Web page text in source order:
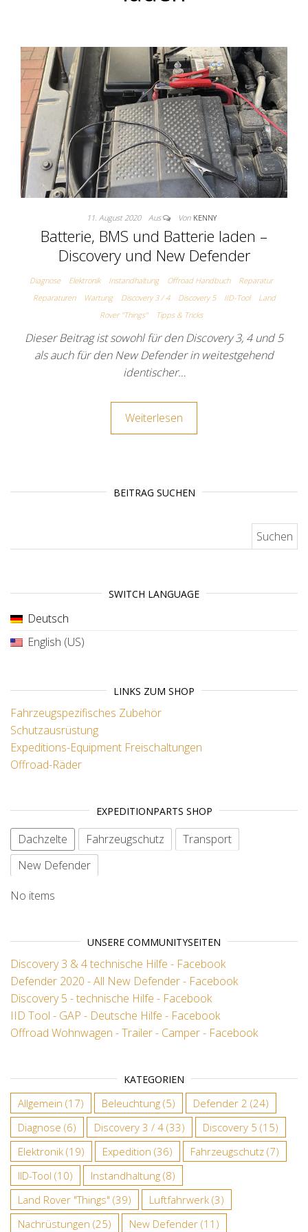
11. August 2020 Aus Von KENNY
Batterie, BMS und Batterie laden –
Discovery und New Defender
Diagnose Elektronik Instandhaltung Offroad Handbuch
Reparatur
Reparaturen
Wartung Discovery 3 / 4 Discovery 5 IID-Tool
Land
Rover "Things"
Tipps & Tricks
Dieser Beitrag ist sowohl für den Discovery 3, 4 und 5
als auch für den New Defender in weitestgehend
identischer…
Weiterlesen
BEITRAG SUCHEN
SWITCH LANGUAGE
Deutsch
English (US)
LINKS ZUM SHOP
Fahrzeugspezifisches Zubehör
Schutzausrüstung
Expeditions-Equipment Freischaltungen
Offroad-Räder
EXPEDITIONPARTS SHOP
Dachzelte Fahrzeugschutz
Transport
New Defender
No items
UNSERE COMMUNITYSEITEN
Discovery 3 & 4 technische Hilfe - Facebook
Defender 2020 - All New Defender - Facebook
Discovery 5 - technische Hilfe - Facebook
IID Tool - GAP - Deutsche Hilfe - Facebook
Offroad Wohnwagen - Trailer - Camper - Facebook
KATEGORIEN
Allgemein (17) Beleuchtung (5) Defender 2 (24)
Diagnose (6) Discovery 3 / 4 (33) Discovery 5 (15)
Elektronik (19) Expedition (36) Fahrzeugschutz (7)
IID-Tool (10) Instandhaltung (8)
Land Rover "Things" (39) Luftfahrwerk (3)
Nachrüstungen (25) New Defender (11)